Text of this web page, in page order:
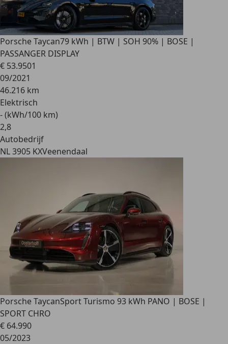
Porsche Taycan79 kWh | BTW | SOH 90% | BOSE |
PASSANGER DISPLAY
€ 53.9501
09/2021
46.216 km
Elektrisch
- (kWh/100 km)
2,8
Autobedrijf
NL 3905 KXVeenendaal
Porsche TaycanSport Turismo 93 kWh PANO | BOSE |
SPORT CHRO
€ 64.990
05/2023